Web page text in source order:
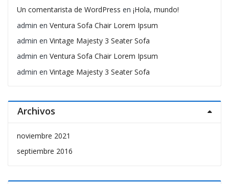
Un comentarista de WordPress en ¡Hola, mundo!
admin en Ventura Sofa Chair Lorem Ipsum
admin en Vintage Majesty 3 Seater Sofa
admin en Ventura Sofa Chair Lorem Ipsum
admin en Vintage Majesty 3 Seater Sofa
Archivos
noviembre 2021
septiembre 2016